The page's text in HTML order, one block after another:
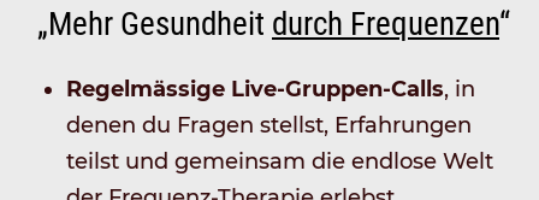
„Mehr Gesundheit durch Frequenzen“
Regelmässige Live-Gruppen-Calls, in
denen du Fragen stellst, Erfahrungen
teilst und gemeinsam die endlose Welt